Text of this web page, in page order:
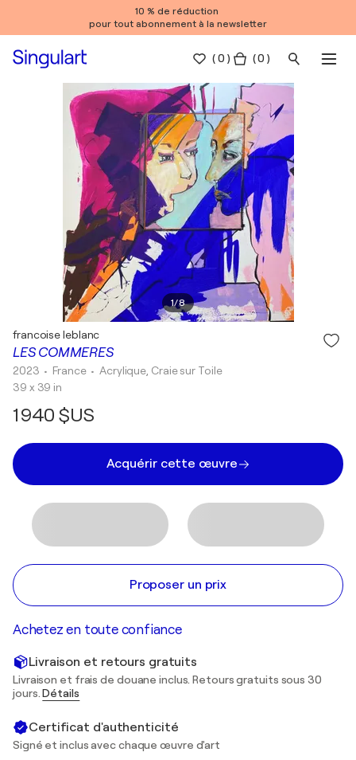
10 % de réduction
pour tout abonnement à la newsletter
(0 ) ( 0 )
1/8
LES COMMERES
francoise leblanc
2023 • France •Acrylique, Craie sur Toile
39 x 39 in
1 940 $US
Acquérir cette œuvre
Proposer un prix
Achetez en toute confiance
Livraison et retours gratuits
Livraison et frais de douane inclus. Retours gratuits sous 30
jours.Détails
Certificat d'authenticité
Signé et inclus avec chaque œuvre d'art